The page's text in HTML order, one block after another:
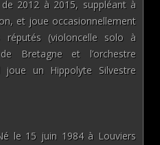
2012 à 2015, suppléant à
et joue occasionnellement
réputés (violoncelle solo à
Bretagne et l’orchestre
un Hippolyte Silvestre
le 15 juin 1984 à Louviers